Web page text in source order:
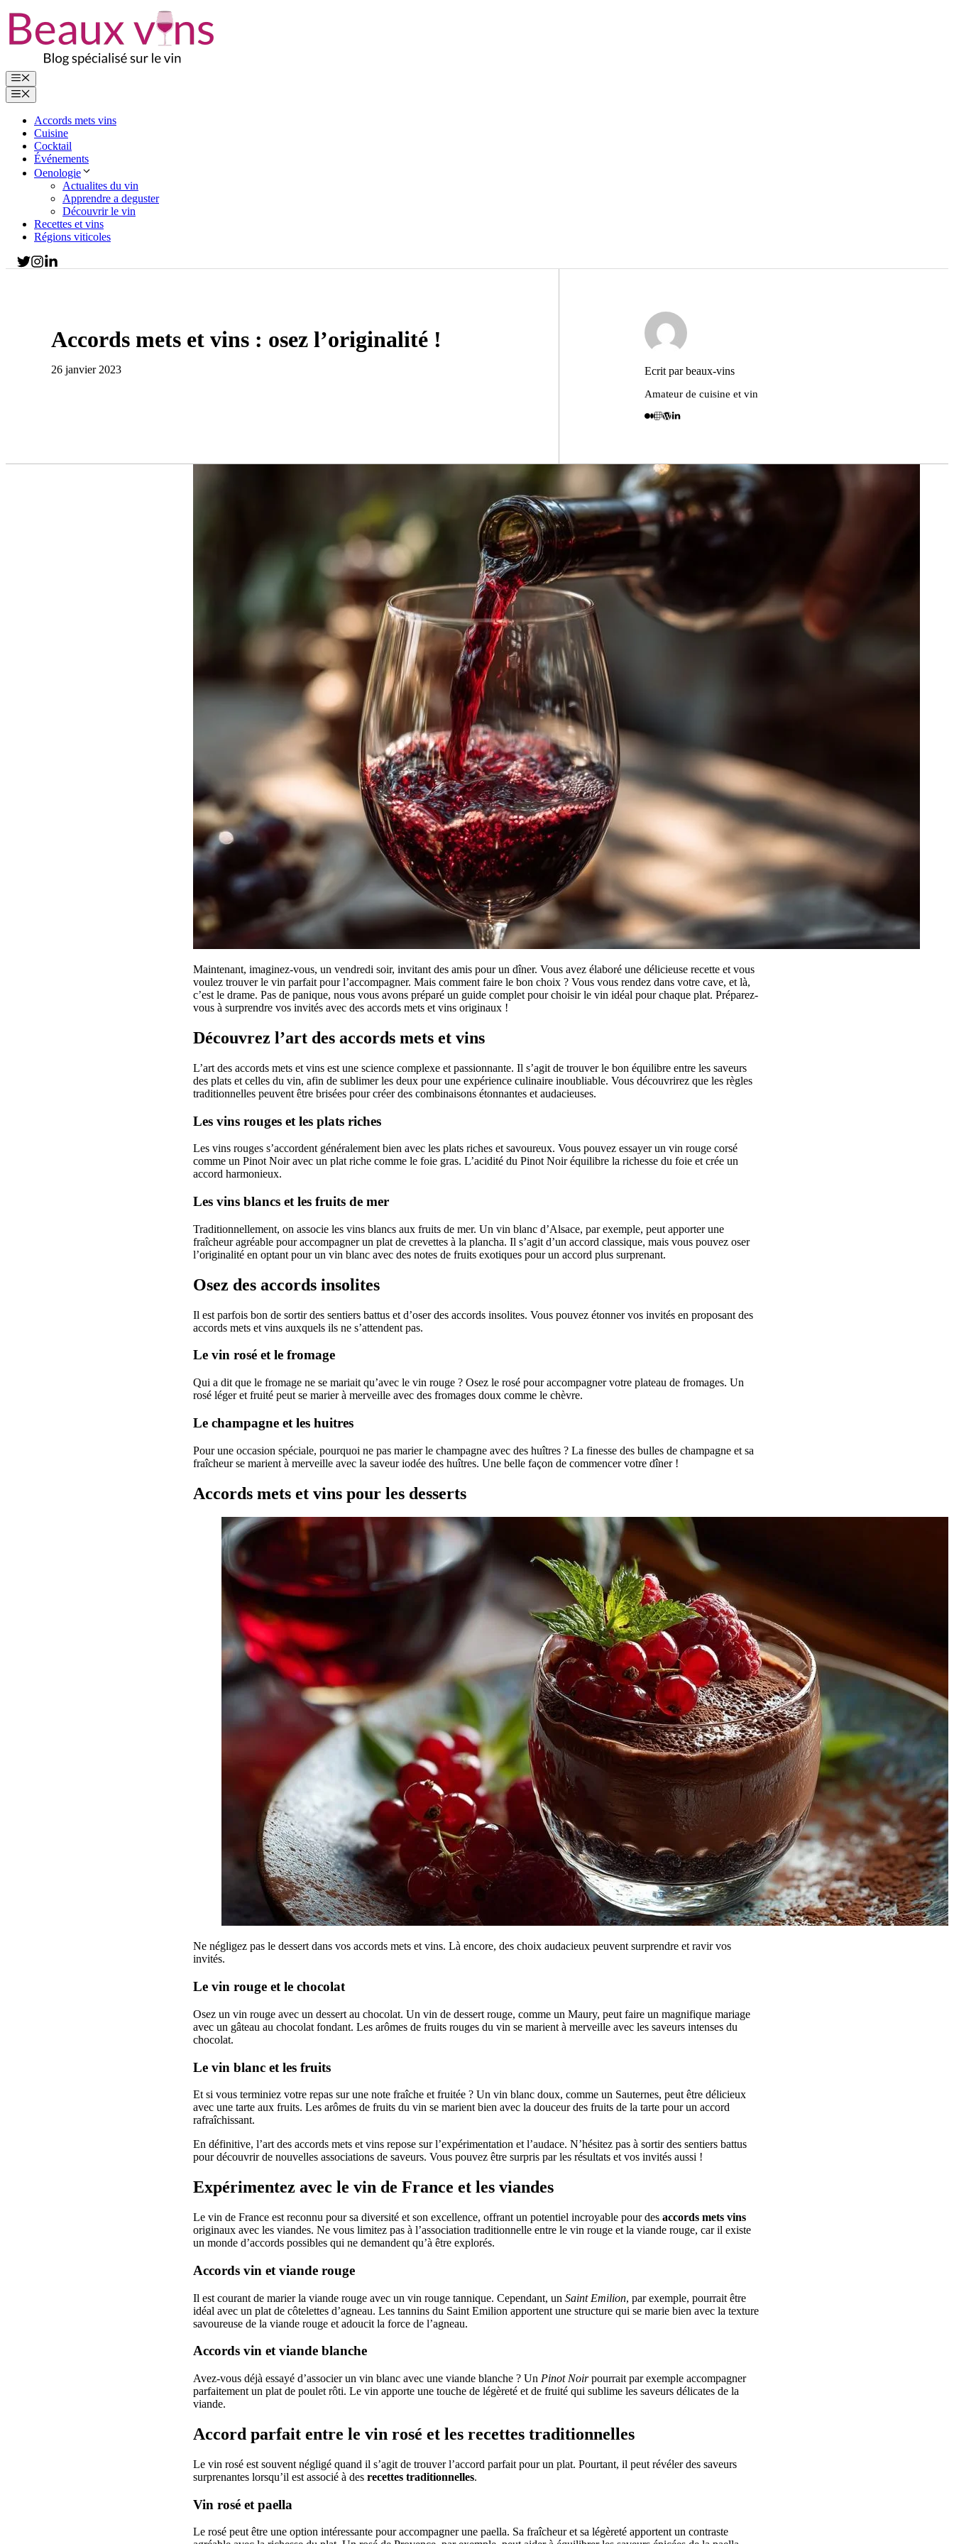
Aller
contenu
Menu
Menu
Accords mets vins
Cuisine
Cocktail
Événements
Oenologie
Actualites du vin
Apprendre a deguster
Découvrir le vin
Recettes et vins
Régions viticoles
Accords mets et vins : osez l’originalité !
26 janvier 2023 Ecrit par beaux-vins
Amateur de cuisine et vin
Maintenant, imaginez-vous, un vendredi soir, invitant des amis pour un dîner. Vous avez élaboré une délicieuse recette et vous
voulez trouver le vin parfait pour l’accompagner. Mais comment faire le bon choix ? Vous vous rendez dans votre cave, et là,
c’est le drame. Pas de panique, nous vous avons préparé un guide complet pour choisir le vin idéal pour chaque plat. Préparez-
vous à surprendre vos invités avec des accords mets et vins originaux !
Découvrez l’art des accords mets et vins
L’art des accords mets et vins est une science complexe et passionnante. Il s’agit de trouver le bon équilibre entre les saveurs
des plats et celles du vin, afin de sublimer les deux pour une expérience culinaire inoubliable. Vous découvrirez que les règles
traditionnelles peuvent être brisées pour créer des combinaisons étonnantes et audacieuses.
Les vins rouges et les plats riches
Les vins rouges s’accordent généralement bien avec les plats riches et savoureux. Vous pouvez essayer un vin rouge corsé
comme un Pinot Noir avec un plat riche comme le foie gras. L’acidité du Pinot Noir équilibre la richesse du foie et crée un
accord harmonieux.
Les vins blancs et les fruits de mer
Traditionnellement, on associe les vins blancs aux fruits de mer. Un vin blanc d’Alsace, par exemple, peut apporter une
fraîcheur agréable pour accompagner un plat de crevettes à la plancha. Il s’agit d’un accord classique, mais vous pouvez oser
l’originalité en optant pour un vin blanc avec des notes de fruits exotiques pour un accord plus surprenant.
Osez des accords insolites
Il est parfois bon de sortir des sentiers battus et d’oser des accords insolites. Vous pouvez étonner vos invités en proposant des
accords mets et vins auxquels ils ne s’attendent pas.
Le vin rosé et le fromage
Qui a dit que le fromage ne se mariait qu’avec le vin rouge ? Osez le rosé pour accompagner votre plateau de fromages. Un
rosé léger et fruité peut se marier à merveille avec des fromages doux comme le chèvre.
Le champagne et les huitres
Pour une occasion spéciale, pourquoi ne pas marier le champagne avec des huîtres ? La finesse des bulles de champagne et sa
fraîcheur se marient à merveille avec la saveur iodée des huîtres. Une belle façon de commencer votre dîner !
Accords mets et vins pour les desserts
Ne négligez pas le dessert dans vos accords mets et vins. Là encore, des choix audacieux peuvent surprendre et ravir vos
invités.
Le vin rouge et le chocolat
Osez un vin rouge avec un dessert au chocolat. Un vin de dessert rouge, comme un Maury, peut faire un magnifique mariage
avec un gâteau au chocolat fondant. Les arômes de fruits rouges du vin se marient à merveille avec les saveurs intenses du
chocolat.
Le vin blanc et les fruits
Et si vous terminiez votre repas sur une note fraîche et fruitée ? Un vin blanc doux, comme un Sauternes, peut être délicieux
avec une tarte aux fruits. Les arômes de fruits du vin se marient bien avec la douceur des fruits de la tarte pour un accord
rafraîchissant.
En définitive, l’art des accords mets et vins repose sur l’expérimentation et l’audace. N’hésitez pas à sortir des sentiers battus
pour découvrir de nouvelles associations de saveurs. Vous pouvez être surpris par les résultats et vos invités aussi !
Expérimentez avec le vin de France et les viandes
Le vin de France est reconnu pour sa diversité et son excellence, offrant un potentiel incroyable pour des accords mets vins
originaux avec les viandes. Ne vous limitez pas à l’association traditionnelle entre le vin rouge et la viande rouge, car il existe
un monde d’accords possibles qui ne demandent qu’à être explorés.
Accords vin et viande rouge
Il est courant de marier la viande rouge avec un vin rouge tannique. Cependant, un Saint Emilion, par exemple, pourrait être
idéal avec un plat de côtelettes d’agneau. Les tannins du Saint Emilion apportent une structure qui se marie bien avec la texture
savoureuse de la viande rouge et adoucit la force de l’agneau.
Accords vin et viande blanche
Avez-vous déjà essayé d’associer un vin blanc avec une viande blanche ? Un Pinot Noirpourrait par exemple accompagner
parfaitement un plat de poulet rôti. Le vin apporte une touche de légèreté et de fruité qui sublime les saveurs délicates de la
viande.
Accord parfait entre le vin rosé et les recettes traditionnelles
Le vin rosé est souvent négligé quand il s’agit de trouver l’accord parfait pour un plat. Pourtant, il peut révéler des saveurs
surprenantes lorsqu’il est associé à des recettes traditionnelles.
Vin rosé et paella
Le rosé peut être une option intéressante pour accompagner une paella. Sa fraîcheur et sa légèreté apportent un contraste